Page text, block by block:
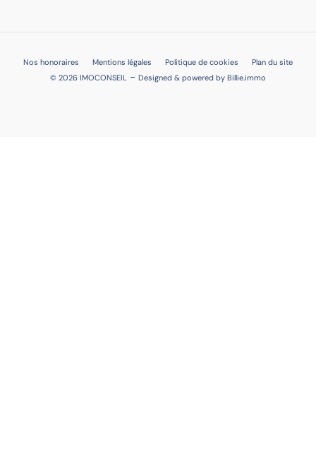
Nos honoraires Mentions légales Politique de cookies
Plan du site
© 2026 IMOCONSEIL - Designed & powered by Billie.immo